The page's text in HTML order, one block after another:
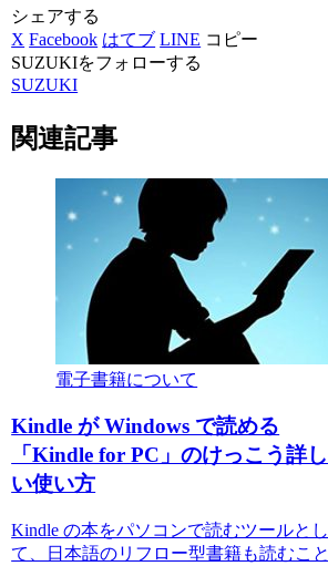
シェアする
X Facebook はてブ LINE コピー
SUZUKIをフォローする
SUZUKI
関連記事
電子書籍について
Kindle が Windows で読める
「Kindle for PC」のけっこう詳し
い使い方
Kindle の本をパソコンで読むツールとし
て、日本語のリフロー型書籍も読むこと